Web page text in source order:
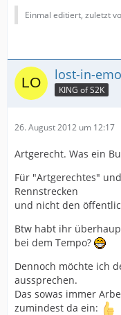
Einmal editiert, zuletzt
lost-in-
KING of S2K
26. August 2012 um 12:17
Artgerecht. Was ein
Für "Artgerechtes"
Rennstrecken
und nicht den
Btw habt ihr
bei dem Tempo?
Dennoch möchte ich
aussprechen.
Das sowas immer
zumindest da ein: